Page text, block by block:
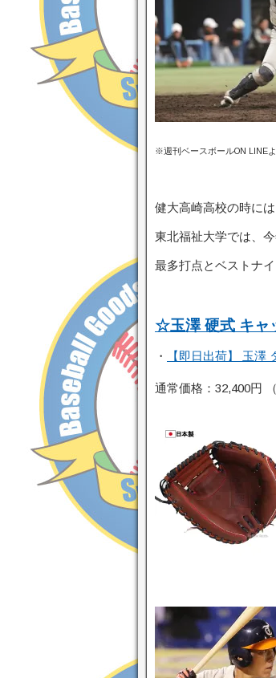
※週刊ベースボールON LINE
健大高崎高校の時に
東北福祉大学では、
最多打点とベストナ
☆玉澤 硬式 キャ
・ 【即日出荷】 玉
通常価格：32,400円